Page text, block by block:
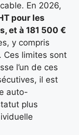
En 2026,
pour les
et à 181 500 €
y compris
Ces limites sont
l’un de ces
il est
auto-
plus